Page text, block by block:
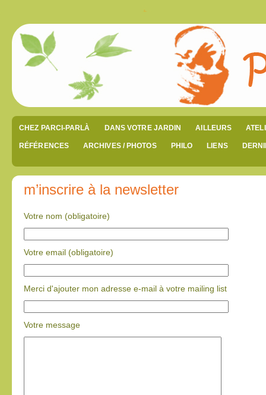
CHEZ PARCI-PARLÀ DANS VOTRE JARDIN AILLEURS
RÉFÉRENCES ARCHIVES / PHOTOS PHILO LIENS
m’inscrire à la newsletter
Votre nom (obligatoire)
Votre email (obligatoire)
Merci d'ajouter mon adresse e-mail à votre mailing list
Votre message